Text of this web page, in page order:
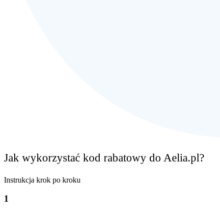
Jak wykorzystać kod rabatowy do Aelia.pl?
Instrukcja krok po kroku
1